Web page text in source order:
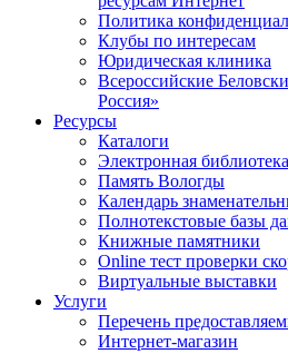
Политика
Клубы по интересам
Юридическая клиника
Всероссийские
Россия»
Ресурсы
Каталоги
Электронная библиотека
Память Вологды
Календарь
Полнотекстовые базы
Книжные памятники
Online тест проверки
Виртуальные выставки
Услуги
Перечень
Интернет-магазин